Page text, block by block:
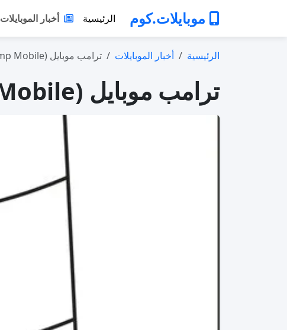
موبايلات.كوم الرئيسية أخبار الموبايلات
الرئيسية أخبار الموبايلات ترامب موبايل (Trump Mobile) تؤكد تعرّض ب…
ترامب موبايل (Trump Mobile) تؤكد تعرّض بيانات العملاء للتسريب